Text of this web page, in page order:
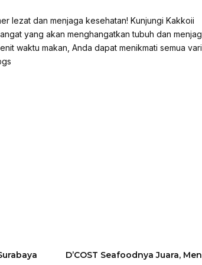
lezat dan menjaga kesehatan! Kunjungi Kakkoii
yang akan menghangatkan tubuh dan
waktu makan, Anda dapat menikmati semua
D’COST Seafoodnya Juara,